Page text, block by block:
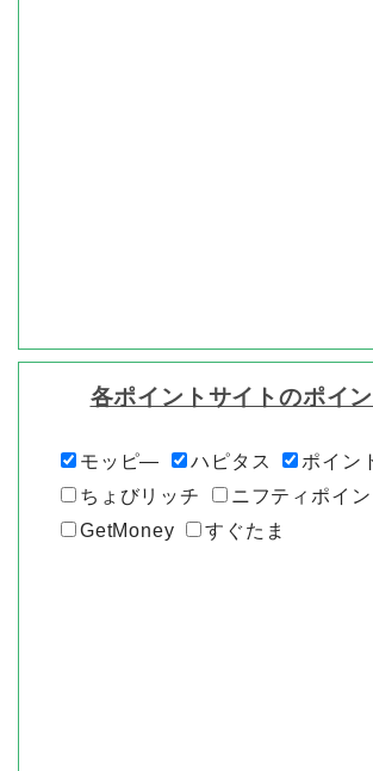
各ポイントサイトのポイ
モッピ― ハピタス
ポイン
ちょびリッチ
ニフティポイ
GetMoney
すぐたま